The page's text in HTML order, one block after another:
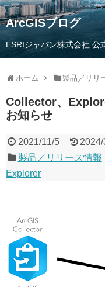
ArcGISブログ
ESRIジャパン株式会社 公
ホーム 製品／リリ
Collector、
お知らせ
2021/11/5
製品／リリース情報
Explorer